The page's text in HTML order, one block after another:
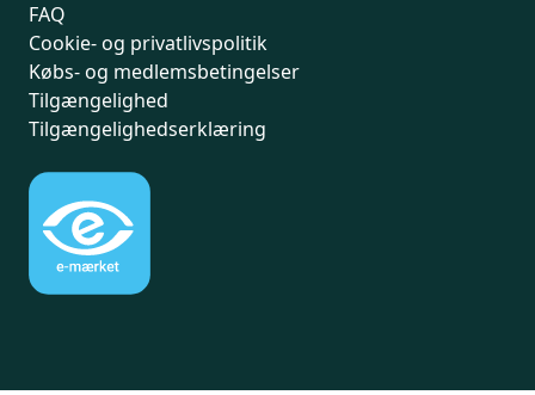
FAQ
Cookie- og privatlivspolitik
Købs- og medlemsbetingelser
Tilgængelighed
Tilgængelighedserklæring